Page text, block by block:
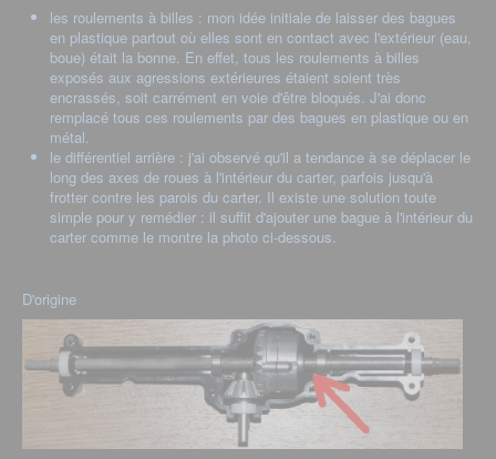
les roulements à billes : mon idée initiale de laisser des bagues
en plastique partout où elles sont en contact avec l'extérieur (eau,
boue) était la bonne. En effet, tous les roulements à billes
exposés aux agressions extérieures étaient soient très
encrassés, soit carrément en voie d'être bloqués. J'ai donc
remplacé tous ces roulements par des bagues en plastique ou en
métal.
le différentiel arrière : j'ai observé qu'il a tendance à se déplacer le
long des axes de roues à l'intérieur du carter, parfois jusqu'à
frotter contre les parois du carter. Il existe une solution toute
simple pour y remédier : il suffit d'ajouter une bague à l'intérieur du
carter comme le montre la photo ci-dessous.
D'origine